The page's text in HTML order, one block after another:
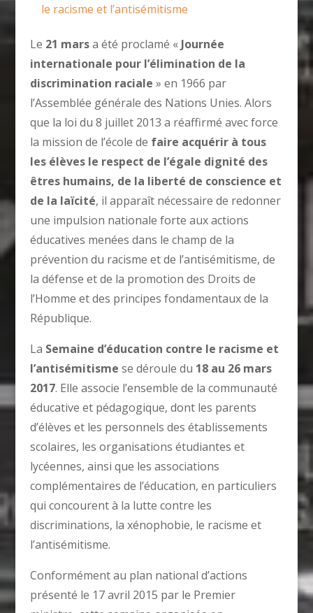
le racisme et l’antisémitisme
Le 21 marsa été proclamé « Journée
internationale pour l’élimination de la
discrimination raciale » en 1966 par
l’Assemblée générale des Nations Unies. Alors
que la loi du 8 juillet 2013 a réaffirmé avec force
la mission de l’école de faire acquérir à tous
les élèves le respect de l’égale dignité des
êtres humains, de la liberté de conscience et
de la laïcité, il apparaît nécessaire de redonner
une impulsion nationale forte aux actions
éducatives menées dans le champ de la
prévention du racisme et de l’antisémitisme, de
la défense et de la promotion des Droits de
l’Homme et des principes fondamentaux de la
République.
La Semaine d’éducation contre le racisme et
l’antisémitisme se déroule du 18 au 26 mars
2017. Elle associe l’ensemble de la communauté
éducative et pédagogique, dont les parents
d’élèves et les personnels des établissements
scolaires, les organisations étudiantes et
lycéennes, ainsi que les associations
complémentaires de l’éducation, en particuliers
qui concourent à la lutte contre les
discriminations, la xénophobie, le racisme et
l’antisémitisme.
Conformément au plan national d’actions
présenté le 17 avril 2015 par le Premier